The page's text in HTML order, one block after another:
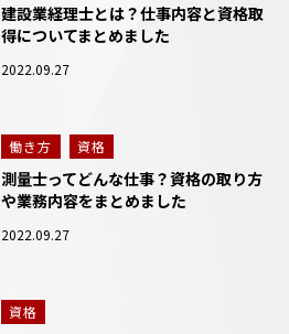
建設業経理士とは？仕事内容と資格取
得についてまとめました
2022.09.27
働き方 資格
測量士ってどんな仕事？資格の取り方
や業務内容をまとめました
2022.09.27
資格